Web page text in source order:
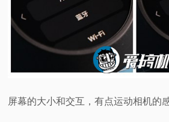
屏幕的大小和交互，有点运动相机的